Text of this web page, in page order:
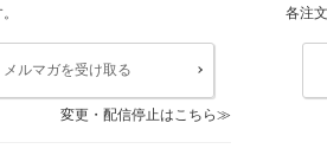
メルマガを受け取る
変更・配信停止はこちら
各注